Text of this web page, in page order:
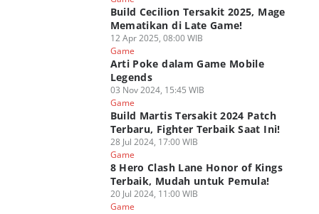
Build Cecilion Tersakit 2025, Mage
Mematikan di Late Game!
12 Apr 2025, 08:00 WIB
Game
Arti Poke dalam Game Mobile
Legends
03 Nov 2024, 15:45 WIB
Game
Build Martis Tersakit 2024 Patch
Terbaru, Fighter Terbaik Saat Ini!
28 Jul 2024, 17:00 WIB
Game
8 Hero Clash Lane Honor of Kings
Terbaik, Mudah untuk Pemula!
20 Jul 2024, 11:00 WIB
Game